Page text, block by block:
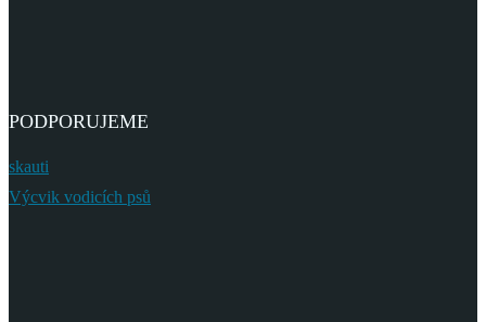
PODPORUJEME
skauti
Výcvik vodicích psů